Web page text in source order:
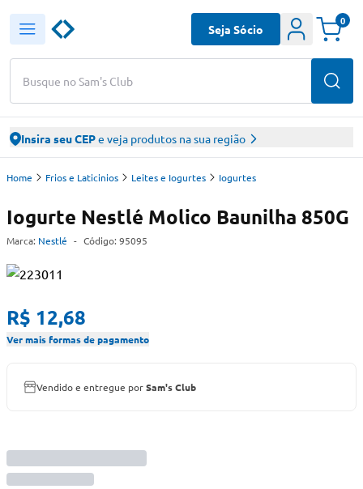
Busque no Sam's Club
Seja Sócio
0
Insira seu CEPe veja produtos na sua região
Home Frios e Laticinios Leites e Iogurtes Iogurtes
Iogurte Nestlé Molico Baunilha 850G
Marca: Nestlé - Código: 95095
R$ 12,68
Ver mais formas de pagamento
Vendido e entregue porSam's Club